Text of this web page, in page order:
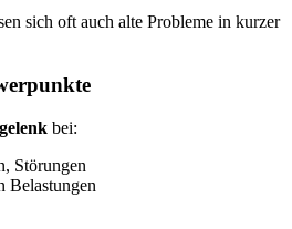
sich oft auch alte Probleme in kurzer
bei:
Störungen
Belastungen